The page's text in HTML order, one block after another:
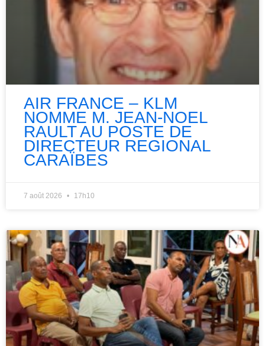
AIR FRANCE – KLM
NOMME M. JEAN-NOEL
RAULT AU POSTE DE
DIRECTEUR REGIONAL
CARAÏBES
7 août 2026 17h10